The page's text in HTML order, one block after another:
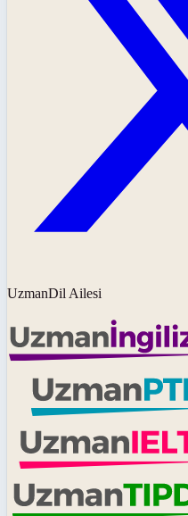
UzmanDil Ailesi